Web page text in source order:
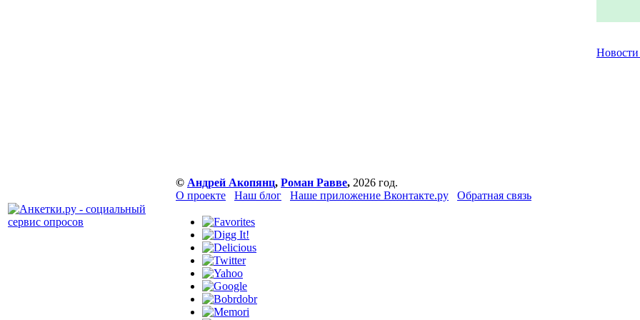
© Андрей Акопянц, Роман Равве, 2026 год.
О проекте
Наш блог Наше приложение Вконтакте.ру Обратная связь